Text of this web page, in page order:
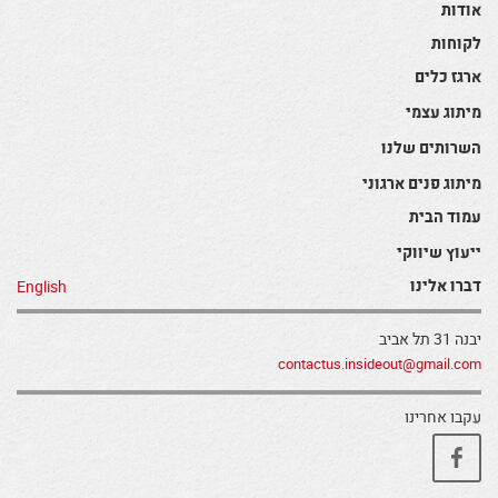
אודות
לקוחות
ארגז כלים
מיתוג עצמי
השרותים שלנו
מיתוג פנים ארגוני
עמוד הבית
ייעוץ שיווקי
English דברו אלינו
יבנה 31 תל אביב
contactus.insideout@gmail.com
עקבו אחרינו